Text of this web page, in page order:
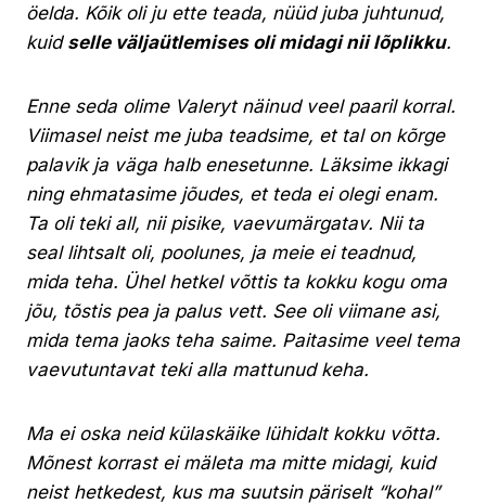
öelda. Kõik oli ju ette teada, nüüd juba juhtunud,
kuid selle väljaütlemises oli midagi nii lõplikku.
Enne seda olime Valeryt näinud veel paaril korral.
Viimasel neist me juba teadsime, et tal on kõrge
palavik ja väga halb enesetunne. Läksime ikkagi
ning ehmatasime jõudes, et teda ei olegi enam.
Ta oli teki all, nii pisike, vaevumärgatav. Nii ta
seal lihtsalt oli, poolunes, ja meie ei teadnud,
mida teha. Ühel hetkel võttis ta kokku kogu oma
jõu, tõstis pea ja palus vett. See oli viimane asi,
mida tema jaoks teha saime. Paitasime veel tema
vaevutuntavat teki alla mattunud keha.
Ma ei oska neid külaskäike lühidalt kokku võtta.
Mõnest korrast ei mäleta ma mitte midagi, kuid
neist hetkedest, kus ma suutsin päriselt “kohal”